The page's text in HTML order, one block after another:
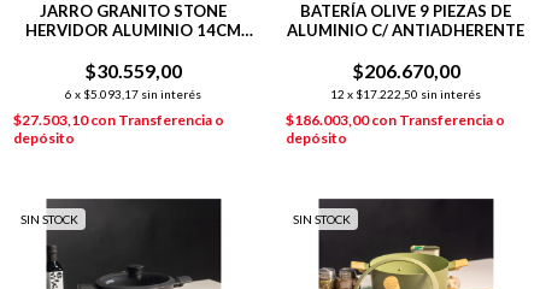
JARRO GRANITO STONE
HERVIDOR ALUMINIO 14CM
$30.559,00
6 x $5.093,17 sin interés
$27.503,10con Transferencia o
depósito
BATERÍA OLIVE 9 PIEZAS DE
ALUMINIO C/ ANTIADHERENTE
$206.670,00
12 x $17.222,50 sin interés
$186.003,00con Transferencia o
depósito
SIN STOCK SIN STOCK